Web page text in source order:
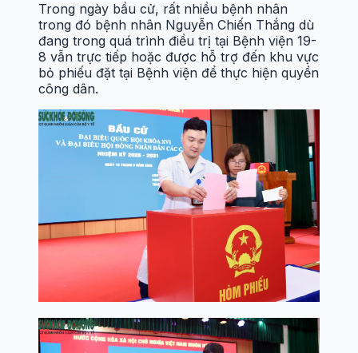
Trong ngày bầu cử, rất nhiều bệnh nhân
trong đó bệnh nhân Nguyễn Chiến Thắng dù
đang trong quá trình điều trị tại Bệnh viện 19-
8 vẫn trực tiếp hoặc được hỗ trợ đến khu vực
bỏ phiếu đặt tại Bệnh viện để thực hiện quyền
công dân.